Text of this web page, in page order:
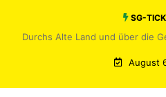
SG-
Durchs Alte Land und über die
August